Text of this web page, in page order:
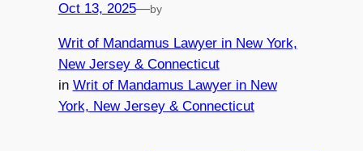
Oct 13, 2025—by
Writ of Mandamus Lawyer in New York,
New Jersey & Connecticut
in Writ of Mandamus Lawyer in New
York, New Jersey & Connecticut